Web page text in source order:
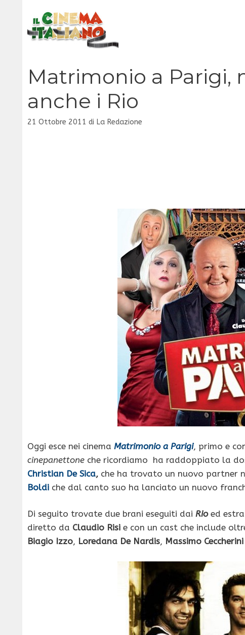
contenuto
Matrimonio a Parigi,
anche i Rio
21 Ottobre 2011 di La Redazione
Oggi esce nei cinema Matrimonio a Parigi, primo e
cinepanettone che ricordiamo ha raddoppiato la
Christian De Sica, che ha trovato un nuovo partner
Boldi che dal canto suo ha lanciato un nuovo
Di seguito trovate due brani eseguiti dai Rioed
diretto da Claudio Risi e con un cast che include
Biagio Izzo, Loredana De Nardis, Massimo Ceccherini